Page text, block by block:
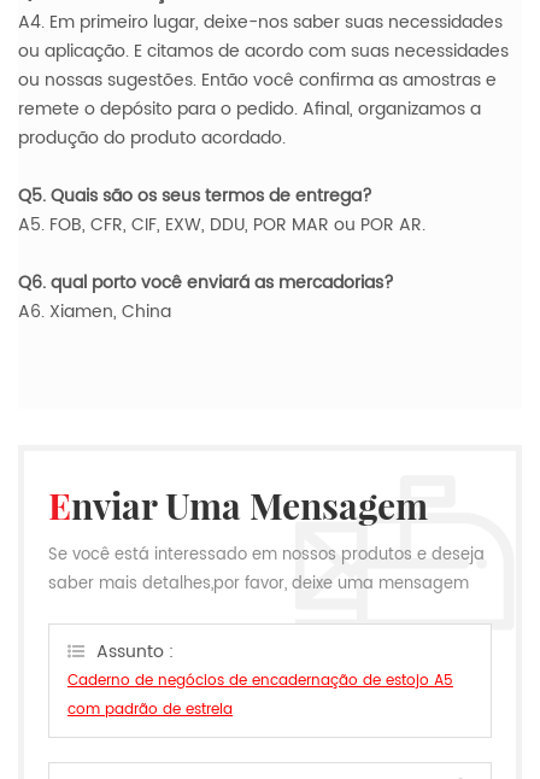
A4. Em primeiro lugar, deixe-nos saber suas necessidades
ou aplicação. E citamos de acordo com suas necessidades
ou nossas sugestões. Então você confirma as amostras e
remete o depósito para o pedido. Afinal, organizamos a
produção do produto acordado.
Q5. Quais são os seus termos de entrega?
A5. FOB, CFR, CIF, EXW, DDU, POR MAR ou POR AR.
Q6. qual porto você enviará as mercadorias?
A6. Xiamen, China
Enviar Uma Mensagem
Se você está interessado em nossos produtos e deseja
saber mais detalhes,por favor, deixe uma mensagem
Assunto :
Caderno de negócios de encadernação de estojo A5
com padrão de estrela